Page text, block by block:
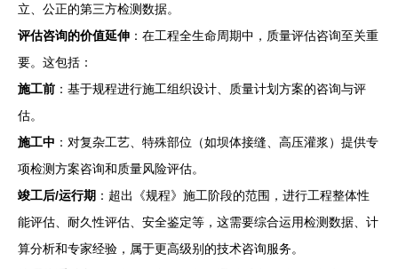
立、公正的第三方检测数据。
评估咨询的价值延伸 ：在工程全生命周期中，质量评估咨询至关重
要。这包括：
施工前 ：基于规程进行施工组织设计、质量计划方案的咨询与评
估。
施工中 ：对复杂工艺、特殊部位（如坝体接缝、高压灌浆）提供专
项检测方案咨询和质量风险评估。
竣工后/运行期 ：超出《规程》施工阶段的范围，进行工程整体性
能评估、耐久性评估、安全鉴定等，这需要综合运用检测数据、计
算分析和专家经验，属于更高级别的技术咨询服务。